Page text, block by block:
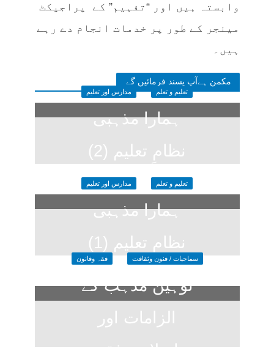
وابستہ ہیں اور “تفہیم” کے پراجیکٹ
مینجر کے طور پر خدمات انجام دے رہے
ہیں۔
مکمن ہےآپ پسند فرمائیں گے
تعلیم و تعلم مدارس اور تعلیم
ہمارا مذہبی
نظامِ تعلیم (2)
تعلیم و تعلم مدارس اور تعلیم
ہمارا مذہبی
نظام تعلیم (1)
2 months ago
سماجیات / فنون وثقافت فقہ وقانون
توہین مذہب کے
الزامات اور